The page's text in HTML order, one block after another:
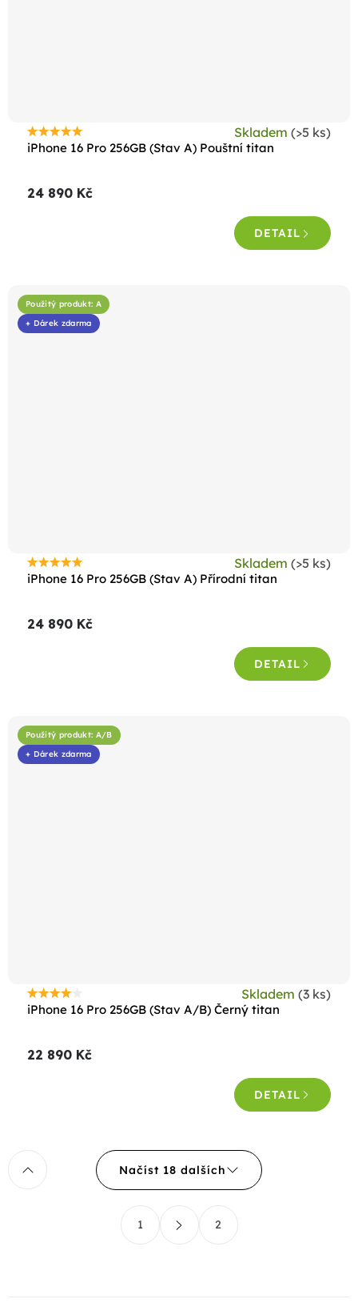
iPhone 16 Pro 256GB (Stav A) Pouštní titan
Průměrné
je
Skladem (>5 ks)
24 890 Kč
DETAIL
Použitý produkt: A
+ Dárek zdarma
iPhone 16 Pro 256GB (Stav A) Přírodní titan
Průměrné
je
Skladem (>5 ks)
24 890 Kč
DETAIL
Použitý produkt: A/B
+ Dárek zdarma
iPhone 16 Pro 256GB (Stav A/B) Černý titan
Průměrné
je
Skladem (3 ks)
22 890 Kč
DETAIL
Načíst 18 dalších
t
1 2